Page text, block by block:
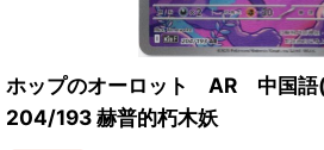
ホップのオーロット AR 中国
204/193 赫普的朽木妖